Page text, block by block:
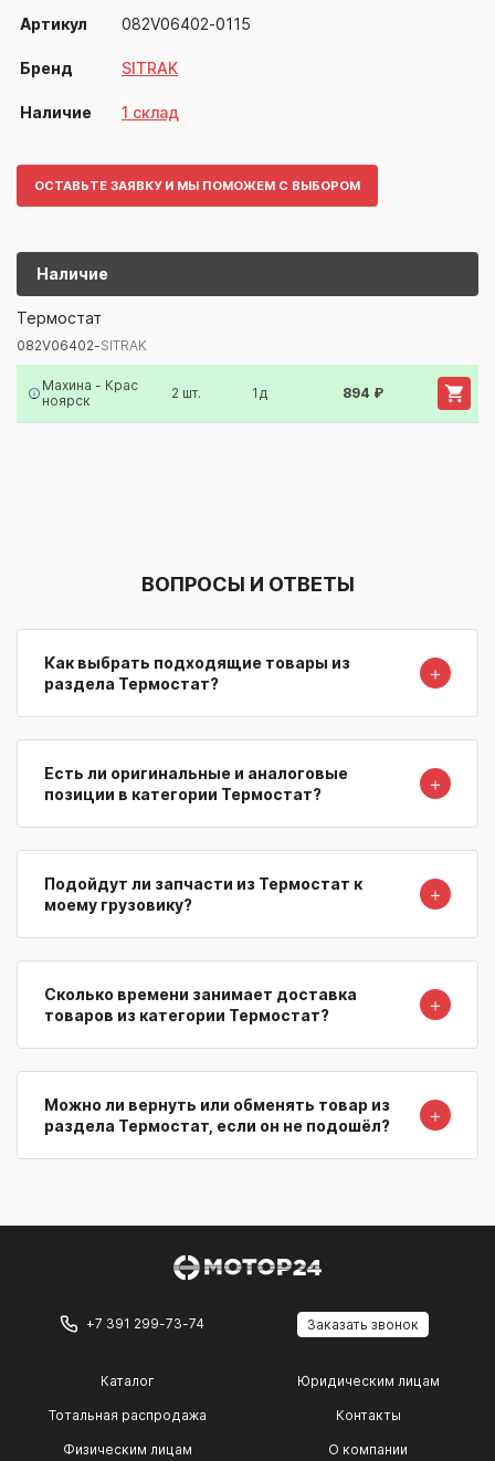
Артикул 082V06402-0115
Бренд SITRAK
Наличие 1 склад
ОСТАВЬТЕ ЗАЯВКУ И МЫ ПОМОЖЕМ С ВЫБОРОМ
Наличие
Артикул/БрендНаименование
082V06402-
Термостат
082V06402-SITRAK
Махина - Крас
ноярск
2 шт. 1д 894 ₽
ВОПРОСЫ И ОТВЕТЫ
Как выбрать подходящие товары из
раздела Термостат?
＋
Есть ли оригинальные и аналоговые
позиции в категории Термостат?
＋
Подойдут ли запчасти из Термостат к
моему грузовику?
＋
Сколько времени занимает доставка
товаров из категории Термостат?
＋
Можно ли вернуть или обменять товар из
раздела Термостат, если он не подошёл?
＋
+7 391 299-73-74 Заказать звонок
Каталог
Тотальная распродажа
Физическим лицам
Юридическим лицам
Контакты
О компании